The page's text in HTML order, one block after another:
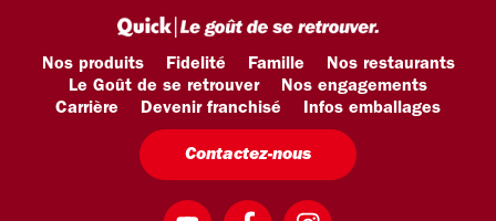
Nos produits Fidelité Famille
Nos restaurants
Le Goût de se retrouver
Nos engagements
Carrière
Devenir franchisé Infos emballages
Contactez-nous